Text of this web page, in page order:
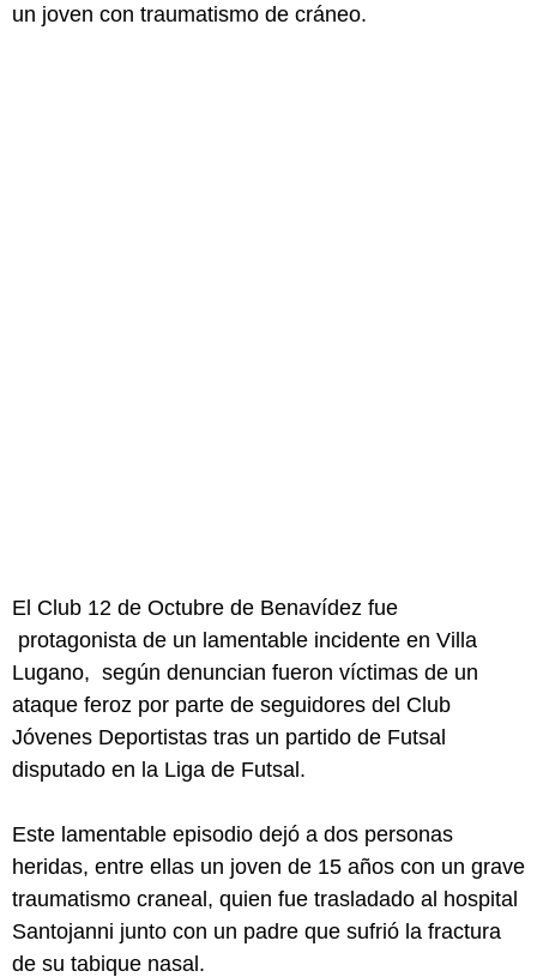
un joven con traumatismo de cráneo.
El Club 12 de Octubre de Benavídez fue
protagonista de un lamentable incidente en Villa
Lugano, según denuncian fueron víctimas de un
ataque feroz por parte de seguidores del Club
Jóvenes Deportistas tras un partido de Futsal
disputado en la Liga de Futsal.
Este lamentable episodio dejó a dos personas
heridas, entre ellas un joven de 15 años con un grave
traumatismo craneal, quien fue trasladado al hospital
Santojanni junto con un padre que sufrió la fractura
de su tabique nasal.